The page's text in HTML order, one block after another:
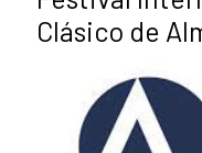
Clásico de